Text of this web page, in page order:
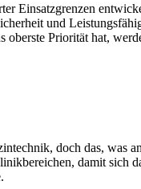
Einsatzgrenzen
und
Priorität hat,
doch das, was
damit sich